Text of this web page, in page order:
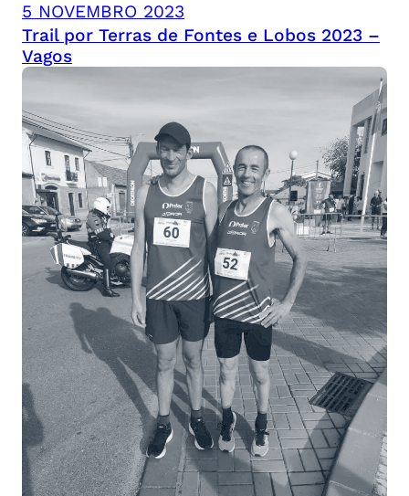
5 NOVEMBRO 2023
Trail por Terras de Fontes e Lobos 2023 –
Vagos